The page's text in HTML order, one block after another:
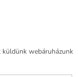
küldünk webáruházunk